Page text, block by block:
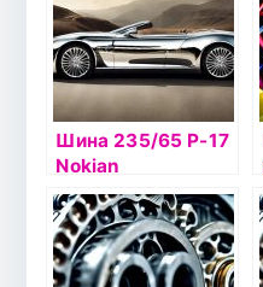
Шина 235/65 Р-17
Nokian
Hakkapelitta R2
SUV 108R б/к